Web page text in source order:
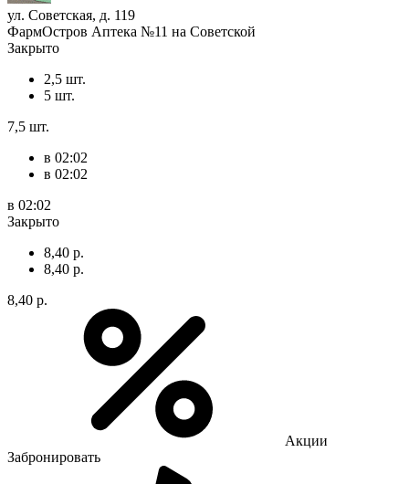
ул. Советская, д. 119
ФармОстров Аптека №11 на Советской
Закрыто
2,5 шт.
5 шт.
7,5 шт.
в 02:02
в 02:02
в 02:02
Закрыто
8,40 р.
8,40 р.
8,40 р.
Акции
Забронировать